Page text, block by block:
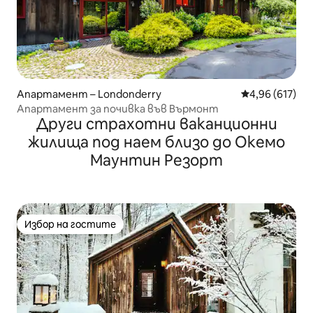
Апартамент – Londonderry Средна
4,96 (617)
Апартамент за почивка във Върмонт
Други страхотни ваканционни
жилища под наем близо до Окемо
Маунтин Резорт
Избор на гостите
Избор на гостите